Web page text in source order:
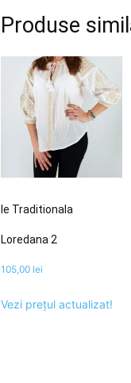
Produse
Ie Traditionala
Loredana 2
105,00 lei
Vezi prețul actualizat!